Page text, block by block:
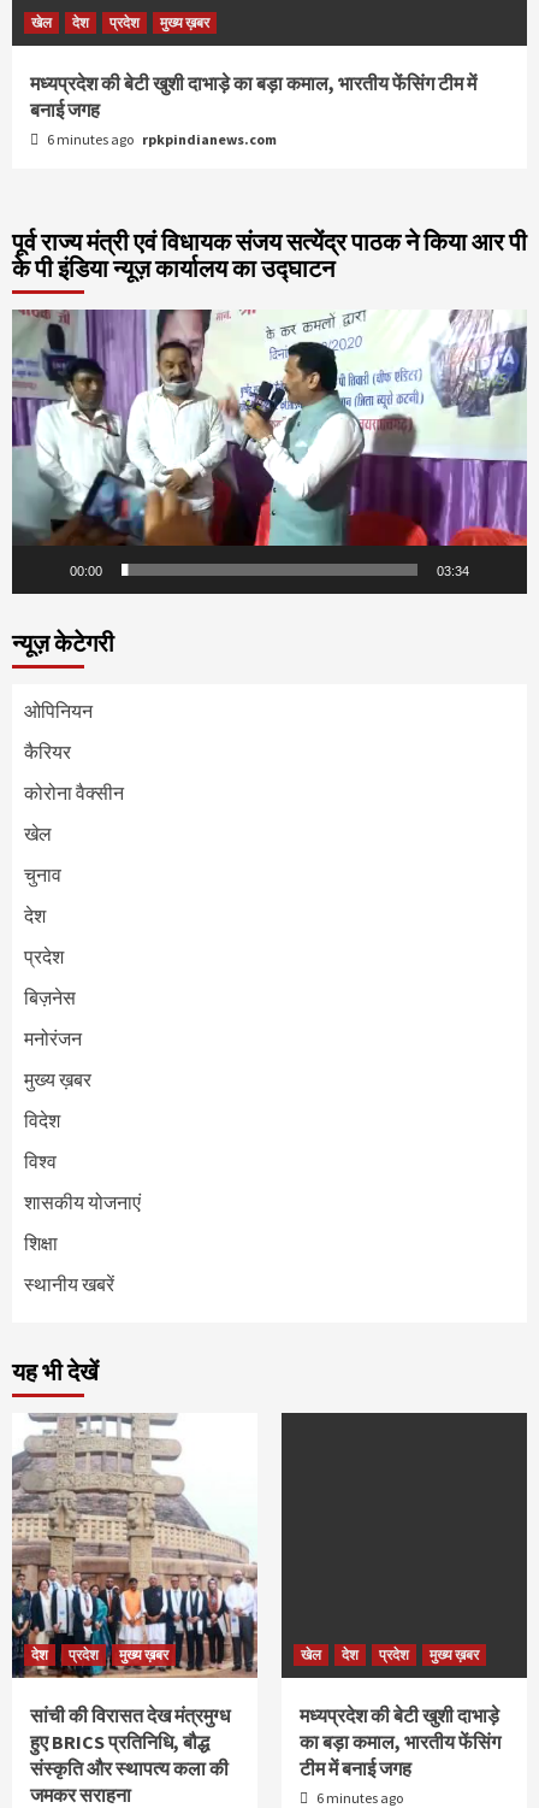
खेल देश प्रदेश मुख्य ख़बर
मध्यप्रदेश की बेटी खुशी दाभाड़े का बड़ा कमाल, भारतीय फेंसिंग टीम में
बनाई जगह
6 minutes ago rpkpindianews.com
पूर्व राज्य मंत्री एवं विधायक संजय सत्येंद्र पाठक ने किया आर पी
के पी इंडिया न्यूज़ कार्यालय का उद्घाटन
Video
Player
00:00 03:34
न्यूज़ केटेगरी
ओपिनियन
कैरियर
कोरोना वैक्सीन
खेल
चुनाव
देश
प्रदेश
बिज़नेस
मनोरंजन
मुख्य ख़बर
विदेश
विश्व
शासकीय योजनाएं
शिक्षा
स्थानीय खबरें
यह भी देखें
देश प्रदेश मुख्य ख़बर
सांची की विरासत देख मंत्रमुग्ध
हुए BRICS प्रतिनिधि, बौद्ध
संस्कृति और स्थापत्य कला की
जमकर सराहना
खेल देश प्रदेश मुख्य ख़बर
मध्यप्रदेश की बेटी खुशी दाभाड़े
का बड़ा कमाल, भारतीय फेंसिंग
टीम में बनाई जगह
6 minutes ago